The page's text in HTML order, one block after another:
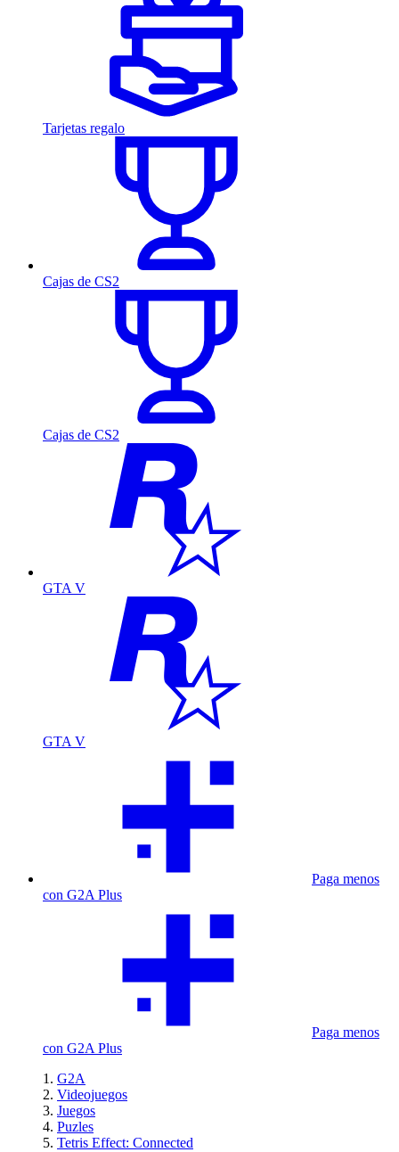
Tarjetas regalo
Cajas de CS2
Cajas de CS2
GTA V
GTA V
Paga menos
con G2A Plus
Paga menos
con G2A Plus
G2A
Videojuegos
Juegos
Puzles
Tetris Effect: Connected